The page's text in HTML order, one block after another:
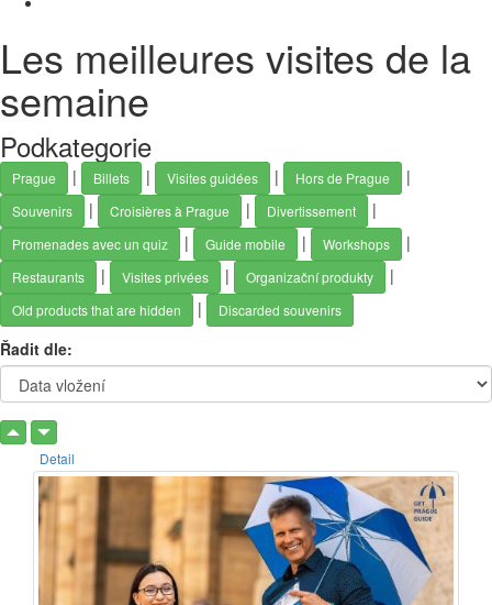
Les meilleures visites de la
semaine
Podkategorie
Prague | Billets | Visites guidées | Hors de Prague |
Souvenirs | Croisières à Prague | Divertissement |
Promenades avec un quiz | Guide mobile | Workshops |
Restaurants | Visites privées | Organizační produkty |
Old products that are hidden | Discarded souvenirs
Řadit dle:
Detail